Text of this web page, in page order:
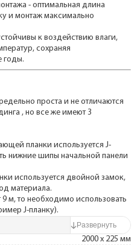
- оптимальная длина
и монтаж максимально
к воздействию влаги,
сохраняя
годы.
проста и не отличаются
, но все же имеют 3
планки используется J-
нижние шипы начальной панели
используется двойной замок,
материала.
м, то необходимо использовать
J-планку).
2000 х 225 мм